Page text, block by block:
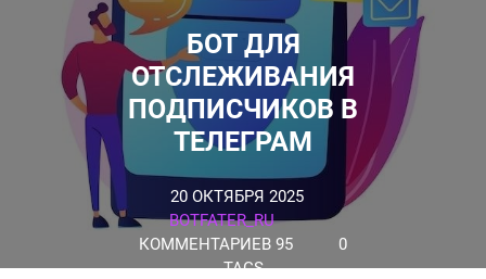
БОТ ДЛЯ
ОТСЛЕЖИВАНИЯ
ПОДПИСЧИКОВ В
ТЕЛЕГРАМ
20 ОКТЯБРЯ 2025
BOTFATER_RU
КОММЕНТАРИЕВ 95
0
TAGS